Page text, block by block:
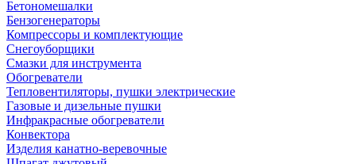
Бетономешалки
Бензогенераторы
Компрессоры и комплектующие
Снегоуборщики
Смазки для инструмента
Обогреватели
Тепловентиляторы, пушки электрические
Газовые и дизельные пушки
Инфракрасные обогреватели
Конвектора
Изделия канатно-веревочные